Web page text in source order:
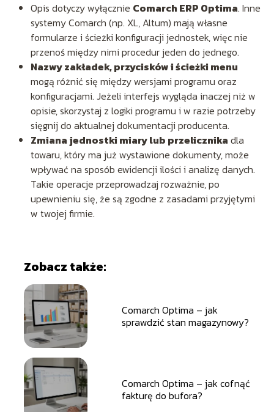
Opis dotyczy wyłącznie Comarch ERP Optima. Inne
systemy Comarch (np. XL, Altum) mają własne
formularze i ścieżki konfiguracji jednostek, więc nie
przenoś między nimi procedur jeden do jednego.
Nazwy zakładek, przycisków i ścieżki menu
mogą różnić się między wersjami programu oraz
konfiguracjami. Jeżeli interfejs wygląda inaczej niż w
opisie, skorzystaj z logiki programu i w razie potrzeby
sięgnij do aktualnej dokumentacji producenta.
Zmiana jednostki miary lub przelicznika dla
towaru, który ma już wystawione dokumenty, może
wpływać na sposób ewidencji ilości i analizę danych.
Takie operacje przeprowadzaj rozważnie, po
upewnieniu się, że są zgodne z zasadami przyjętymi
w twojej firmie.
Zobacz także:
Comarch Optima – jak
sprawdzić stan magazynowy?
Comarch Optima – jak cofnąć
fakturę do bufora?